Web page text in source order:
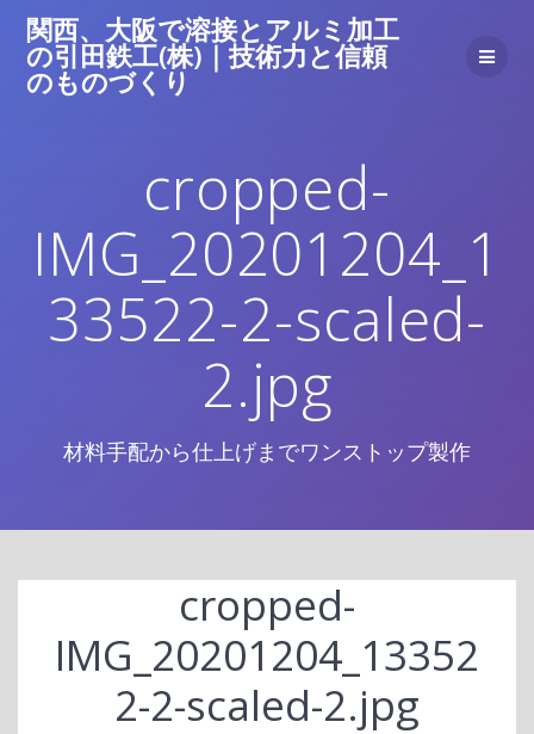
ン
テ
キ
ッ
プ
関西、大阪で溶接とアルミ加工
の引田鉄工(株)｜技術力と信頼
のものづくり
cropped-
IMG_20201204_1
33522-2-scaled-
2.jpg
材料手配から仕上げまでワンストップ製作
cropped-
IMG_20201204_13352
2-2-scaled-2.jpg